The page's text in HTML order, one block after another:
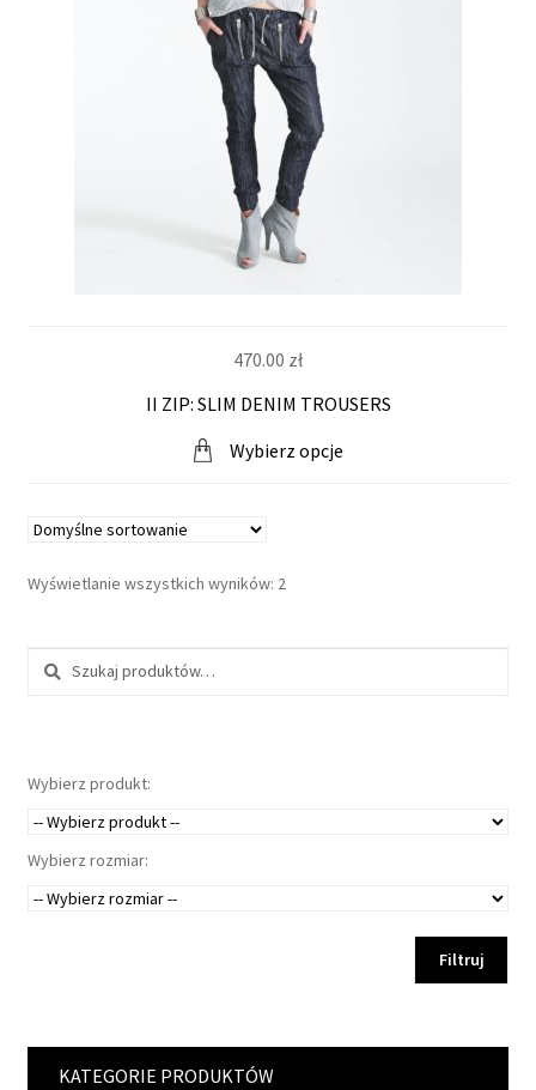
Wybierz opcje
470.00 zł
II ZIP: SLIM DENIM TROUSERS
Wyświetlanie wszystkich wyników: 2
Wybierz produkt:
Wybierz rozmiar:
Filtruj
KATEGORIE PRODUKTÓW